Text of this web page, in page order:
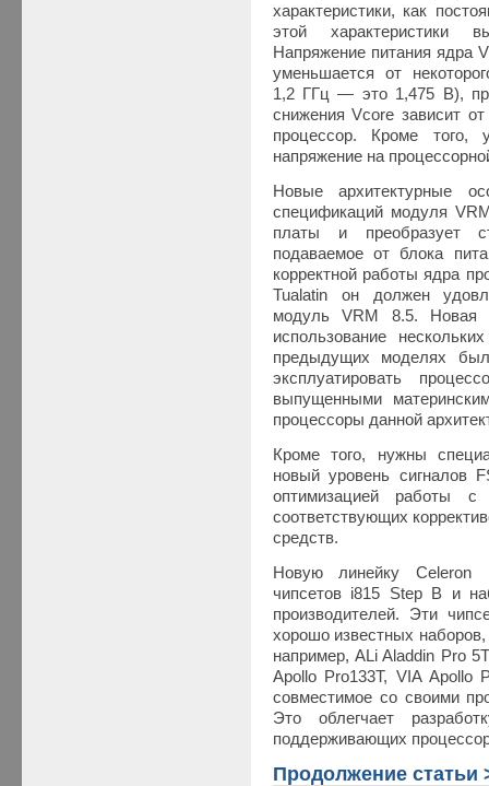
характеристики, как
этой характеристики
Напряжение питания ядра
уменьшается от
1,2 ГГц — это 1,475 В),
снижения Vcore зависит
процессор. Кроме того,
напряжение на
Новые архитектурные
спецификаций модуля
платы и преобразует
подаваемое от блока
корректной работы ядра
Tualatin он должен
модуль VRM 8.5. Новая
использование
предыдущих моделях
эксплуатировать
выпущенными
процессоры данной
Кроме того, нужны
новый уровень сигналов
оптимизацией работы
соответствующих
средств.
Новую линейку Celeron
чипсетов i815 Step B и
производителей. Эти
хорошо известных
например, ALi Aladdin Pro
Apollo Pro133T, VIA
совместимое со своими
Это облегчает
поддерживающих
Продолжение статьи